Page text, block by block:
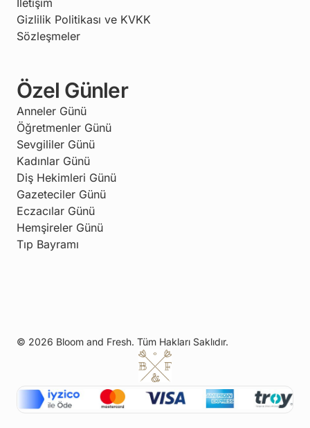
Gizlilik Politikası ve KVKK
Sözleşmeler
Özel Günler
Anneler Günü
Öğretmenler Günü
Sevgililer Günü
Kadınlar Günü
Diş Hekimleri Günü
Gazeteciler Günü
Eczacılar Günü
Hemşireler Günü
Tıp Bayramı
© 2026 Bloom and Fresh. Tüm Hakları Saklıdır.